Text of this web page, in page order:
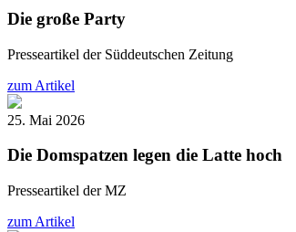
Die große Party
Presseartikel der Süddeutschen Zeitung
zum Artikel
25. Mai 2026
Die Domspatzen legen die Latte hoch
Presseartikel der MZ
zum Artikel